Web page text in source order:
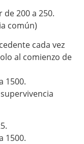
200 a 250.
común)
cada vez
al comienzo de
1500.
1500.